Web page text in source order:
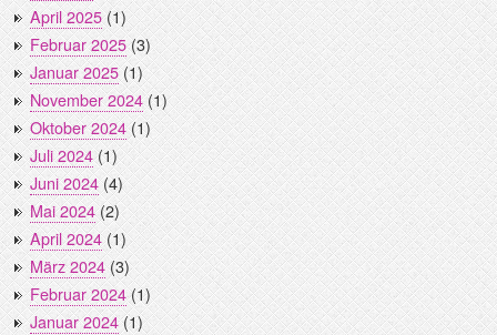
April 2025(1)
Februar 2025(3)
Januar 2025(1)
November 2024(1)
Oktober 2024(1)
Juli 2024(1)
Juni 2024(4)
Mai 2024(2)
April 2024(1)
März 2024(3)
Februar 2024(1)
Januar 2024(1)